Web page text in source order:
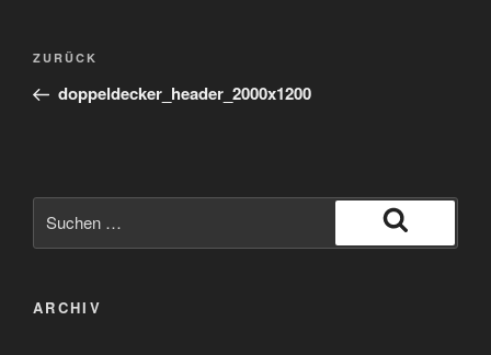
Beitragsnavigation
Vorheriger
Beitrag
ZURÜCK
doppeldecker_header_2000x1200
nach:
Suchen
ARCHIV